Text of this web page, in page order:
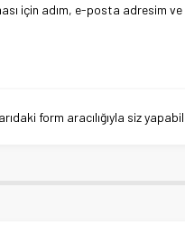
için adım, e-posta adresim
form aracılığıyla siz